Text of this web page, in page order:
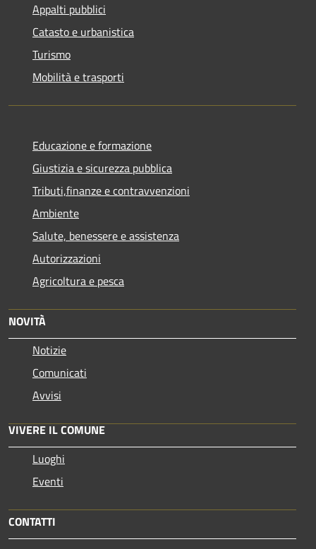
Appalti pubblici
Catasto e urbanistica
Turismo
Mobilità e trasporti
Educazione e formazione
Giustizia e sicurezza pubblica
Tributi,finanze e contravvenzioni
Ambiente
Salute, benessere e assistenza
Autorizzazioni
Agricoltura e pesca
NOVITÀ
Notizie
Comunicati
Avvisi
VIVERE IL COMUNE
Luoghi
Eventi
CONTATTI